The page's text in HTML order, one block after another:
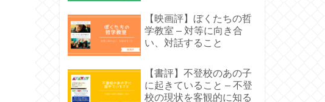
【映画評】ぼくたちの哲
学教室 – 対等に向き合
い、対話すること
【書評】不登校のあの子
に起きていること – 不登
校の現状を客観的に知る